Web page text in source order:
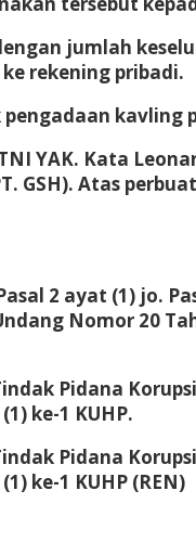
jumlah
rekening pribadi.
YAK. Kata
Atas
2 ayat (1) jo.
Nomor 20
Pidana
ke-1 KUHP.
Pidana
ke-1 KUHP (REN)